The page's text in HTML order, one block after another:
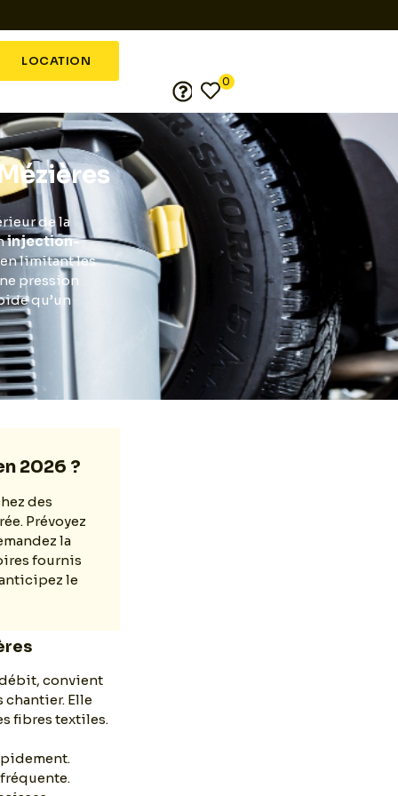
LOCATION
0
de la
injection-
limitant les
pression
qu’un
2026 ?
des
Prévoyez
la
fournis
le
convient
chantier. Elle
fibres textiles.